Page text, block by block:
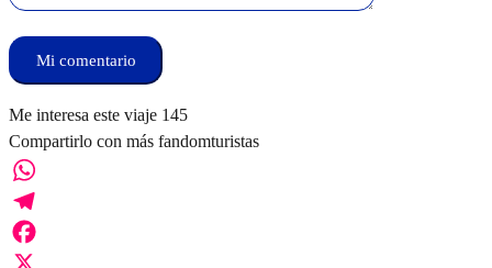
Me interesa este viaje 145
Compartirlo con más fandomturistas
WhatsApp
Telegram
Facebook